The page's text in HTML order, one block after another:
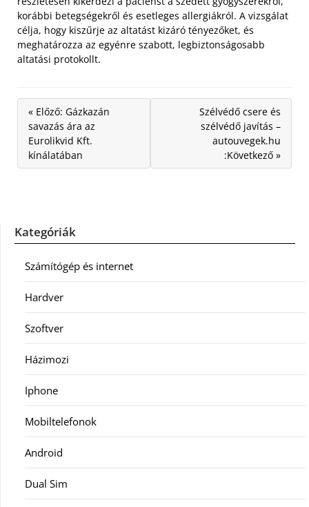
korábbi betegségekről és esetleges allergiákról. A vizsgálat
célja, hogy kiszűrje az altatást kizáró tényezőket, és
meghatározza az egyénre szabott, legbiztonságosabb
altatási protokollt.
« Előző: Gázkazán
savazás ára az
Eurolikvid Kft.
kínálatában
Szélvédő csere és
szélvédő javítás –
autouvegek.hu
:Következő »
Kategóriák
Számítógép és internet
Hardver
Szoftver
Házimozi
Iphone
Mobiltelefonok
Android
Dual Sim